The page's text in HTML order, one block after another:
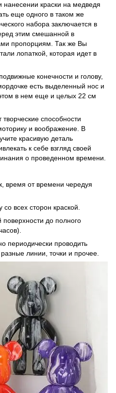
нанесении краски на медведя
еще одного в таком же
набора заключается в
этим смешанной в
пропорциям. Так же Вы
лопаткой, которая идет в
конечности и голову,
есть выделенный нос и
в нем еще и целых 22 см
способности
и воображение. В
красивую деталь
к себе взгляд своей
о проведенном времени.
время от времени чередуя
всех сторон краской.
до полного
периодически проводить
линии, точки и прочее.